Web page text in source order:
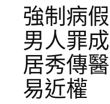
強制病
男人罪
居秀傳
易近權